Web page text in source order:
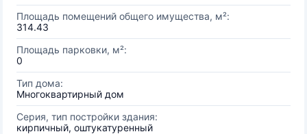
Площадь помещений общего имущества, м²:
314.43
Площадь парковки, м²:
0
Тип дома:
Многоквартирный дом
Серия, тип постройки здания:
кирпичный, оштукатуренный